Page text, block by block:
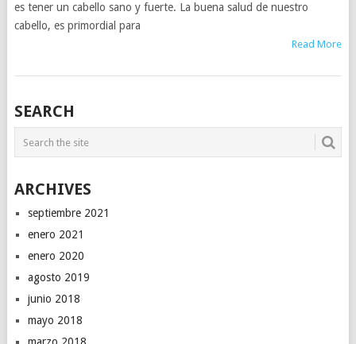
es tener un cabello sano y fuerte. La buena salud de nuestro
cabello, es primordial para
Read More
SEARCH
ARCHIVES
septiembre 2021
enero 2021
enero 2020
agosto 2019
junio 2018
mayo 2018